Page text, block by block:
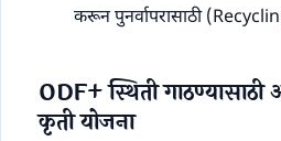
करून पुनर्वापरासाठी
ODF+ स्थिती
कृती योजना